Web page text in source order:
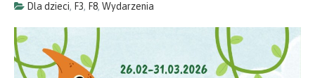
Dla dzieci, F3, F8, Wydarzenia